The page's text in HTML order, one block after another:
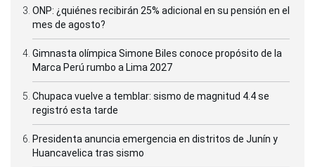
ONP: ¿quiénes recibirán 25% adicional en su pensión en el
mes de agosto?
Gimnasta olímpica Simone Biles conoce propósito de la
Marca Perú rumbo a Lima 2027
Chupaca vuelve a temblar: sismo de magnitud 4.4 se
registró esta tarde
Presidenta anuncia emergencia en distritos de Junín y
Huancavelica tras sismo